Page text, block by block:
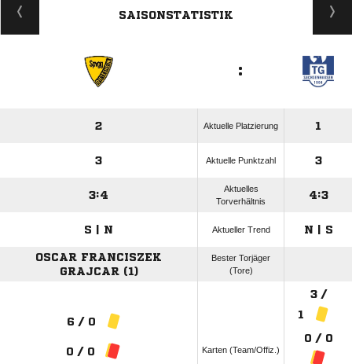
SAISONSTATISTIK
:
2 Aktuelle Platzierung 1
3 Aktuelle Punktzahl 3
3:4
Aktuelles
Torverhältnis
4:3
S | N Aktueller Trend N | S
OSCAR FRANCISZEK
GRAJCAR (1)
Bester Torjäger
(Tore)
6 / 0
0 / 0 Karten (Team/Offiz.)
3 /
1
0 / 0